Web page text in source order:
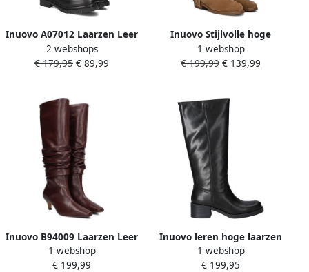
Inuovo A07012 Laarzen Leer
Dames Zwart
2 webshops
€ 179,95 € 89,99
Inuovo Stijlvolle hoge
laarzen voor herfst winter
1 webshop
€ 199,99 € 139,99
Inuovo B94009 Laarzen Leer
Dames Bordeaux
1 webshop
€ 199,99
Inuovo leren hoge laarzen
zwart
1 webshop
€ 199,95